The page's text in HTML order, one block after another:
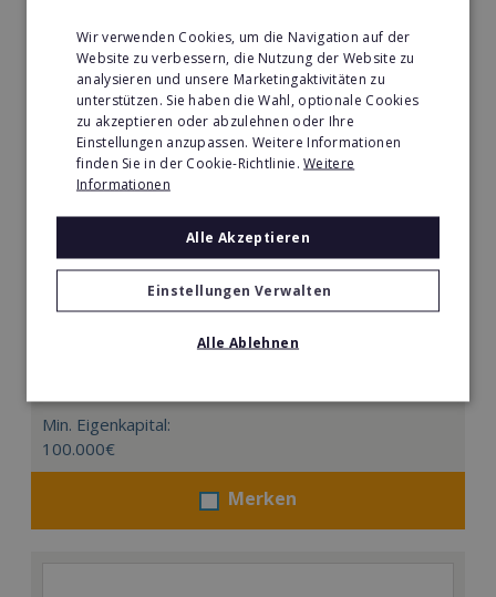
Mindways 3D TrickArt
3D TrickArt ist der neue Mega-Freizeittrend für die
Min. Eigenkapital:
100.000€
Merken
Wir verwenden Cookies, um die Navigation auf der
Website zu verbessern, die Nutzung der Website zu
analysieren und unsere Marketingaktivitäten zu
unterstützen. Sie haben die Wahl, optionale Cookies
zu akzeptieren oder abzulehnen oder Ihre
Einstellungen anzupassen. Weitere Informationen
finden Sie in der Cookie-Richtlinie.Weitere
Informationen
Alle Akzeptieren
Einstellungen Verwalten
Alle Ablehnen